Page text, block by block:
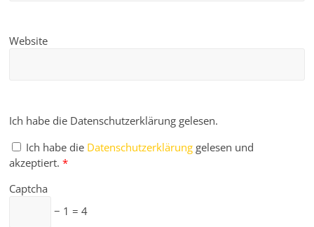
Website
Ich habe die Datenschutzerklärung gelesen.
Ich habe die Datenschutzerklärung gelesen und
akzeptiert. *
Captcha
− 1 = 4